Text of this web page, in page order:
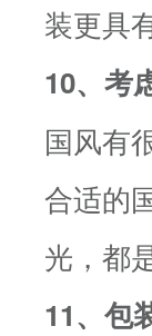
装更具
10、考
国风有
合适的
光，都
11、包